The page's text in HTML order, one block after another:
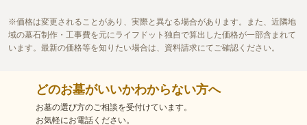
価格は変更されることがあり、実際と異なる場合があります。また、近隣地
域の墓石制作・工事費を元にライフドット独自で算出した価格が一部含まれて
います。最新の価格等を知りたい場合は、資料請求にてご確認ください。
どのお墓がいいかわからない方へ
お墓の選び方のご相談を受付けています。
お気軽にお電話ください。